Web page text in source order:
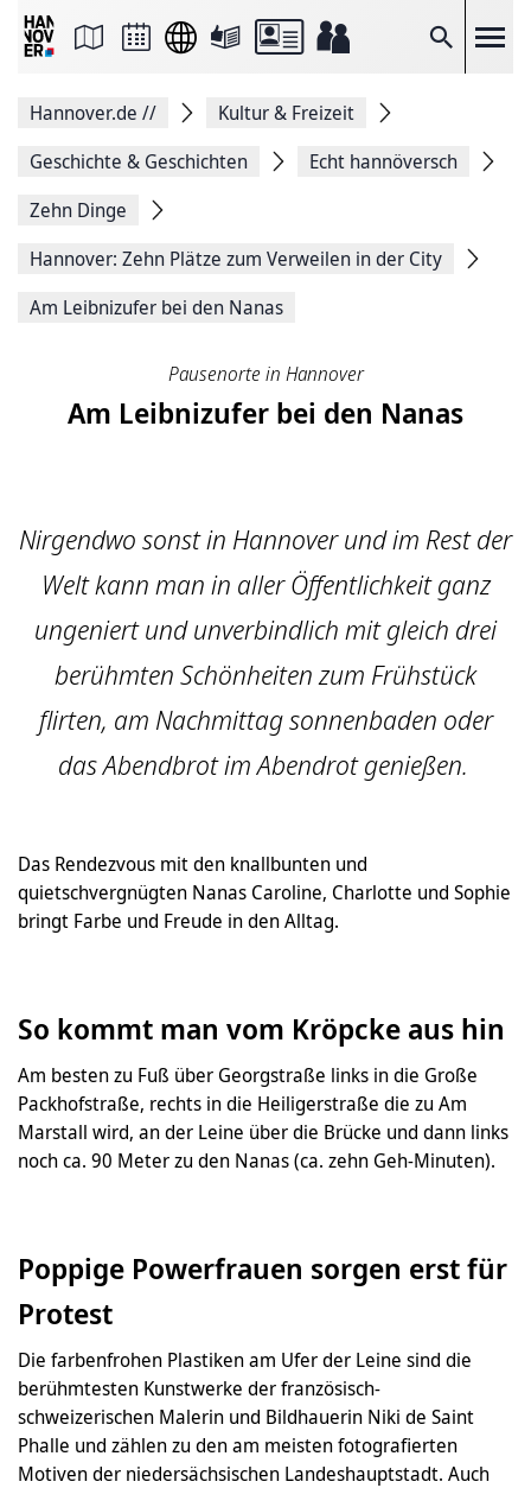
Suche
Seite
Facebook
teilen
Seitenlink
Seite
Hannover.de //
Kultur & Freizeit
Geschichte & Geschichten
Echt hannöversch
Zehn Dinge
Hannover: Zehn Plätze zum Verweilen in der City
Am Leibnizufer bei den Nanas
Pausenorte in Hannover
Am Leibnizufer bei den Nanas
Nirgendwo sonst in Hannover und im Rest der
Welt kann man in aller Öffentlichkeit ganz
ungeniert und unverbindlich mit gleich drei
berühmten Schönheiten zum Frühstück
flirten, am Nachmittag sonnenbaden oder
das Abendbrot im Abendrot genießen.
Das Rendezvous mit den knallbunten und
quietschvergnügten Nanas Caroline, Charlotte und Sophie
bringt Farbe und Freude in den Alltag.
So kommt man vom Kröpcke aus hin
Am besten zu Fuß über Georgstraße links in die Große
Packhofstraße, rechts in die Heiligerstraße die zu Am
Marstall wird, an der Leine über die Brücke und dann links
noch ca. 90 Meter zu den Nanas (ca. zehn Geh-Minuten).
Poppige Powerfrauen sorgen erst für
Protest
Die farbenfrohen Plastiken am Ufer der Leine sind die
berühmtesten Kunstwerke der französisch-
schweizerischen Malerin und Bildhauerin Niki de Saint
Phalle und zählen zu den am meisten fotografierten
Motiven der niedersächsischen Landeshauptstadt. Auch